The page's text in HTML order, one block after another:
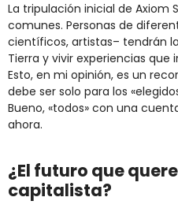
La tripulación inicial de Axiom
comunes. Personas de
científicos, artistas– tendrán
Tierra y vivir experiencias que
Esto, en mi opinión, es un
debe ser solo para los
Bueno, «todos» con una
ahora.
¿El futuro que
capitalista?